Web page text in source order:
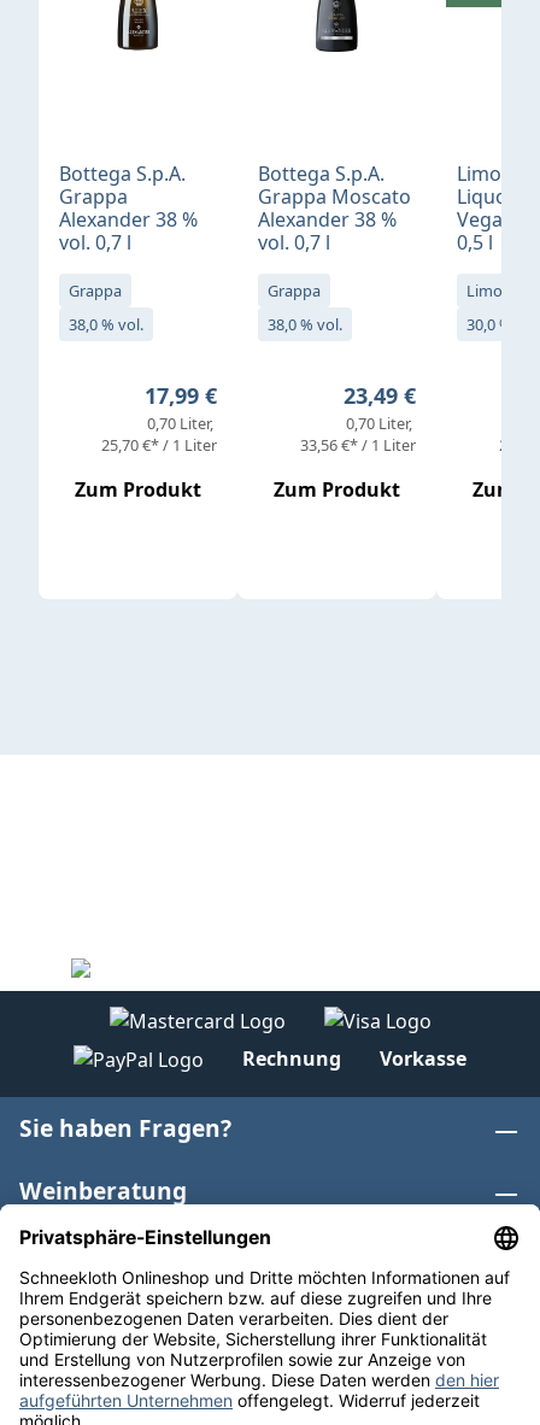
Bottega S.p.A.
Grappa
Alexander 38 %
vol. 0,7 l
Grappa
38,0 % vol.
Regulärer Preis:
17,99 €
0,70 Liter
25,70 €* / 1 Liter
Zum Produkt
Bottega S.p.A.
Grappa Moscato
Alexander 38 %
vol. 0,7 l
Grappa
38,0 % vol.
Regulärer Preis:
23,49 €
0,70 Liter
33,56 €* / 1 Liter
Zum Produkt
Liquore
Vegan
0,5 l
30,0 % vol.
Zum
Rechnung Vorkasse
Sie haben Fragen?
Weinberatung
Informationen
Weinkategorien
Internationaler Wein